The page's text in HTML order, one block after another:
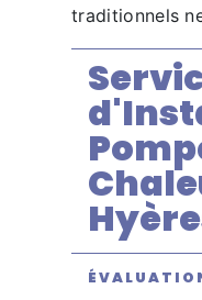
traditionnels